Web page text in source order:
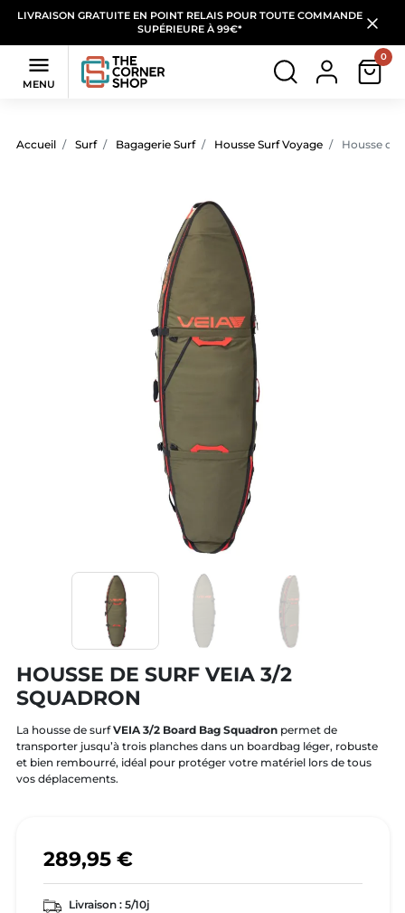
LIVRAISON GRATUITE EN POINT RELAIS POUR TOUTE COMMANDE
SUPÉRIEURE À 99€*

MENU
0
Accueil Surf Bagagerie Surf Housse Surf Voyage Housse de
HOUSSE DE SURF VEIA 3/2
SQUADRON
La housse de surfVEIA 3/2 Board Bag Squadronpermet de
transporter jusqu’à trois planches dans un boardbag léger, robuste
et bien rembourré, idéal pour protéger votre matériel lors de tous
vos déplacements.
289,95 €
Livraison : 5/10j